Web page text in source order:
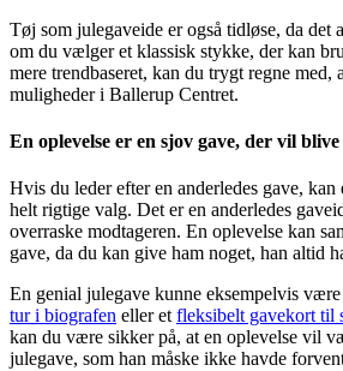
Tøj som julegaveide er også tidløse, da det
om du vælger et klassisk stykke, der kan
mere trendbaseret, kan du trygt regne med,
muligheder i Ballerup Centret.
En oplevelse er en sjov gave, der vil
Hvis du leder efter en anderledes gave,
helt rigtige valg. Det er en anderledes
overraske modtageren. En oplevelse kan
gave, da du kan give ham noget, han altid
En genial julegave kunne eksempelvis være
tur i biografen eller et fleksibelt gavekort til
kan du være sikker på, at en oplevelse vil
julegave, som han måske ikke havde